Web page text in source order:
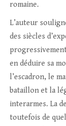
romaine.
L’auteur
des siècles
en déduire sa
l’escadron, le
bataillon et la
interarmes. La
toutefois de